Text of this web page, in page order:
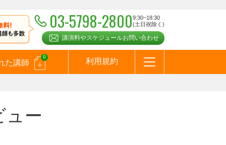
03-5798-28009:30~18:30
(土日祝除く)
講演料やスケジュールお問い合わせ
た講師
0
利用規約
ー